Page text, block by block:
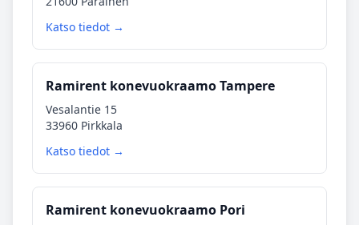
Katso tiedot →
Ramirent konevuokraamo Tampere
Vesalantie 15
33960 Pirkkala
Katso tiedot →
Ramirent konevuokraamo Pori